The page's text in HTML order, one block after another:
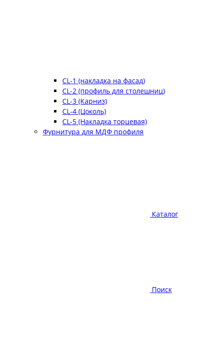
CL-1 (накладка на фасад)
CL-2 (профиль для столешниц)
CL-3 (Карниз)
CL-4 (Цоколь)
CL-5 (Накладка торцевая)
Фурнитура для МДФ профиля
Каталог
Поиск